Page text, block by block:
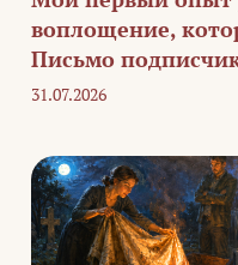
воплощение,
Письмо
31.07.2026